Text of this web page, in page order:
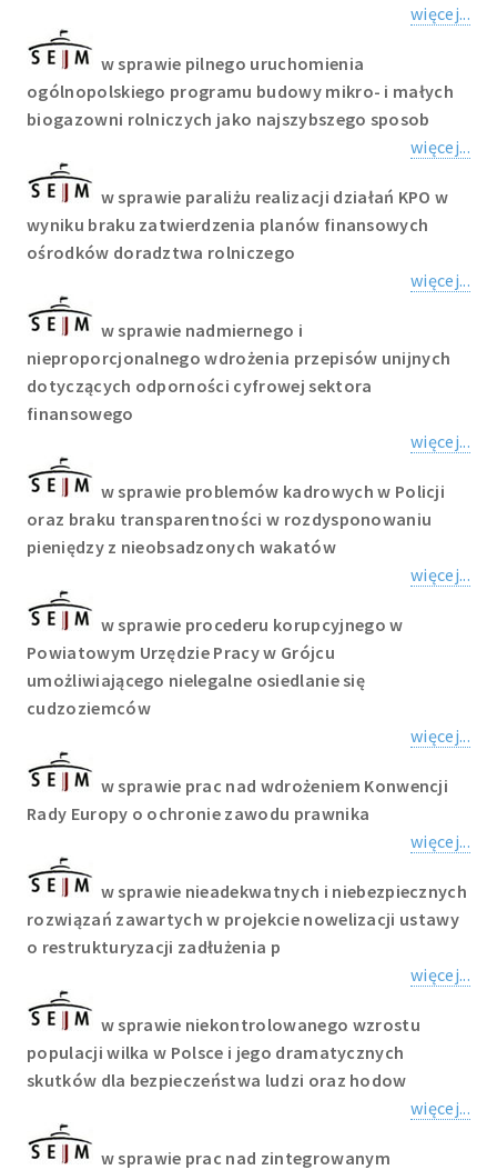
więcej...
w sprawie pilnego uruchomienia
ogólnopolskiego programu budowy mikro- i małych
biogazowni rolniczych jako najszybszego sposob
więcej...
w sprawie paraliżu realizacji działań KPO w
wyniku braku zatwierdzenia planów finansowych
ośrodków doradztwa rolniczego
więcej...
w sprawie nadmiernego i
nieproporcjonalnego wdrożenia przepisów unijnych
dotyczących odporności cyfrowej sektora
finansowego
więcej...
w sprawie problemów kadrowych w Policji
oraz braku transparentności w rozdysponowaniu
pieniędzy z nieobsadzonych wakatów
więcej...
w sprawie procederu korupcyjnego w
Powiatowym Urzędzie Pracy w Grójcu
umożliwiającego nielegalne osiedlanie się
cudzoziemców
więcej...
w sprawie prac nad wdrożeniem Konwencji
Rady Europy o ochronie zawodu prawnika
więcej...
w sprawie nieadekwatnych i niebezpiecznych
rozwiązań zawartych w projekcie nowelizacji ustawy
o restrukturyzacji zadłużenia p
więcej...
w sprawie niekontrolowanego wzrostu
populacji wilka w Polsce i jego dramatycznych
skutków dla bezpieczeństwa ludzi oraz hodow
więcej...
w sprawie prac nad zintegrowanym